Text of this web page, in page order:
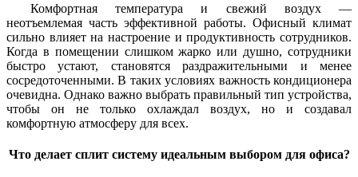
Комфортная температура и свежий воздух —
неотъемлемая часть эффективной работы. Офисный климат
сильно влияет на настроение и продуктивность сотрудников.
Когда в помещении слишком жарко или душно, сотрудники
быстро устают, становятся раздражительными и менее
сосредоточенными. В таких условиях важность кондиционера
очевидна. Однако важно выбрать правильный тип устройства,
чтобы он не только охлаждал воздух, но и создавал
комфортную атмосферу для всех.
Что делает сплит систему идеальным выбором для офиса?